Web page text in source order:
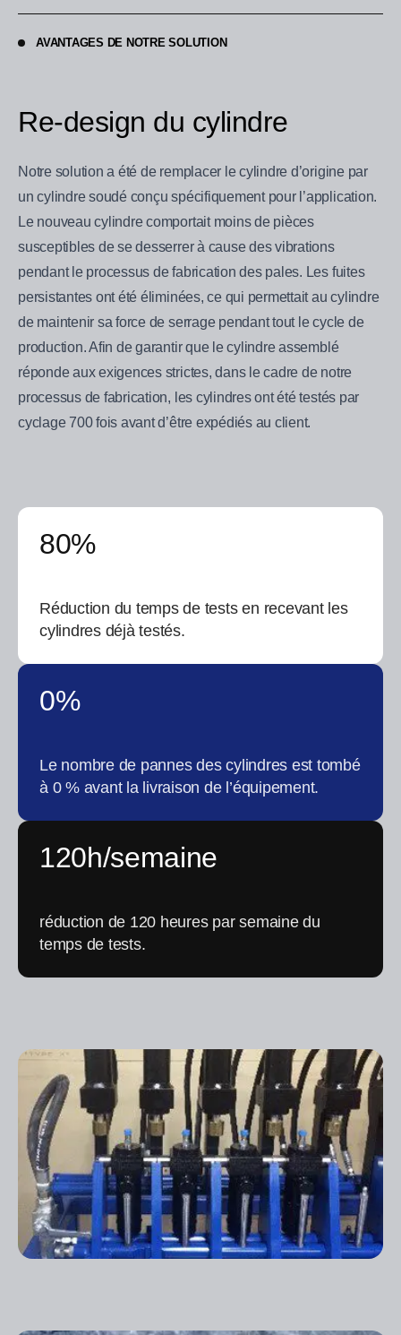
AVANTAGES DE NOTRE SOLUTION
Re-design du cylindre
Notre solution a été de remplacer le cylindre d’origine par
un cylindre soudé conçu spécifiquement pour l’application.
Le nouveau cylindre comportait moins de pièces
susceptibles de se desserrer à cause des vibrations
pendant le processus de fabrication des pales. Les fuites
persistantes ont été éliminées, ce qui permettait au cylindre
de maintenir sa force de serrage pendant tout le cycle de
production. Afin de garantir que le cylindre assemblé
réponde aux exigences strictes, dans le cadre de notre
processus de fabrication, les cylindres ont été testés par
cyclage 700 fois avant d’être expédiés au client.
80%
Réduction du temps de tests en recevant les
cylindres déjà testés.
0%
Le nombre de pannes des cylindres est tombé
à 0 % avant la livraison de l’équipement.
120h/semaine
réduction de 120 heures par semaine du
temps de tests.